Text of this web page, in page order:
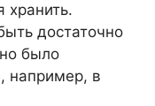
хранить.
достаточно
было
например, в